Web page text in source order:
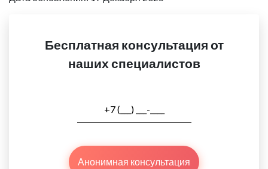
Бесплатная консультация от
наших специалистов
Анонимная консультация